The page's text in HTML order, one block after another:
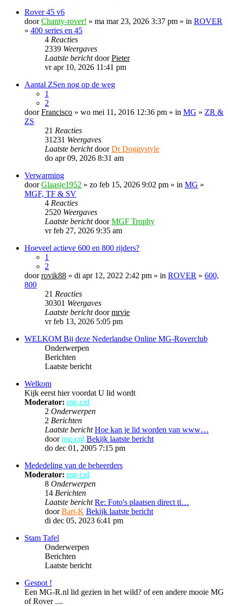
Rover 45 v6
doorChanty-rover! » ma mar 23, 2026 3:37 pm » in ROVER
» 400 series en 45
4 Reacties
2339 Weergaves
Laatste berichtdoorPieter
vr apr 10, 2026 11:41 pm
Aantal ZSen nog op de weg
1
2
doorFrancisco » wo mei 11, 2016 12:36 pm » in MG » ZR &
ZS
21 Reacties
31231 Weergaves
Laatste berichtdoorDr Doggystyle
do apr 09, 2026 8:31 am
Verwarming
doorGlaasje1952 » zo feb 15, 2026 9:02 pm » in MG »
MGF, TF & SV
4 Reacties
2520 Weergaves
Laatste berichtdoorMGF Trophy
vr feb 27, 2026 9:35 am
Hoeveel actieve 600 en 800 rijders?
1
2
doorrovik88 » di apr 12, 2022 2:42 pm » in ROVER » 600,
800
21 Reacties
30301 Weergaves
Laatste berichtdoormrvie
vr feb 13, 2026 5:05 pm
WELKOM Bij deze Nederlandse Online MG-Roverclub
Onderwerpen
Berichten
Laatste bericht
Welkom
Kijk eerst hier voordat U lid wordt
Moderator: mg-r.nl
2 Onderwerpen
2 Berichten
Laatste bericht Hoe kan je lid worden van www…
doormg-r.nl Bekijk laatste bericht
do dec 01, 2005 7:15 pm
Mededeling van de beheerders
Moderator: mg-r.nl
8 Onderwerpen
14 Berichten
Laatste bericht Re: Foto's plaatsen direct ti…
doorBart-K Bekijk laatste bericht
di dec 05, 2023 6:41 pm
Stam Tafel
Onderwerpen
Berichten
Laatste bericht
Gespot !
Een MG-R.nl lid gezien in het wild? of een andere mooie MG
of Rover ....